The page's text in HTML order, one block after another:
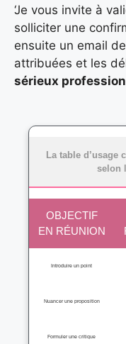
‘Je vous invite à
solliciter une
ensuite un email
attribuées et les
sérieux
La table
selon
OBJECTIF
EN RÉUNION
Introduire un point
Nuancer une proposition
Formuler une critique